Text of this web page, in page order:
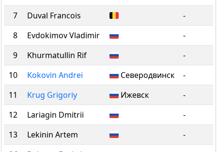
7
Duval Francois
-
8
Evdokimov Vladimir
-
9
Khurmatullin Rif
-
10
Kokovin Andrei Северодвинск
-
11
Krug Grigoriy Ижевск
-
12
Lariagin Dmitrii
-
13
Lekinin Artem
-